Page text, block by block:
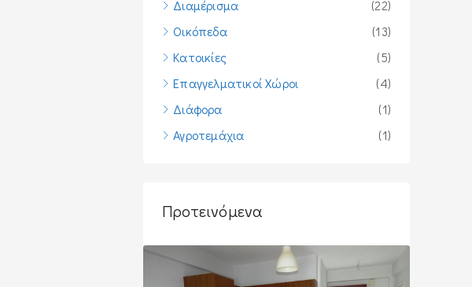
Διαμέρισμα
(22)
Οικόπεδα
(13)
Κατοικίες
(5)
Επαγγελματικοί Χώροι
(4)
Διάφορα
(1)
Αγροτεμάχια
(1)
Προτεινόμενα